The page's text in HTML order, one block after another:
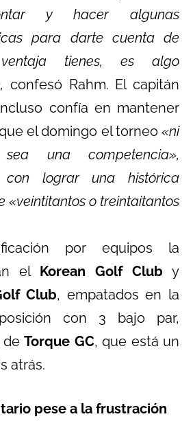
y hacer algunas
para darte cuenta de
tienes, es algo
confesó Rahm. El capitán
confía en mantener
el domingo el torneo «ni
sea una competencia»,
con lograr una histórica
«veintitantos o treintaitantos
por equipos la
el Korean Golf Club y
Club, empatados en la
con 3 bajo par,
de Torque GC, que está un
atrás.
pese a la frustración